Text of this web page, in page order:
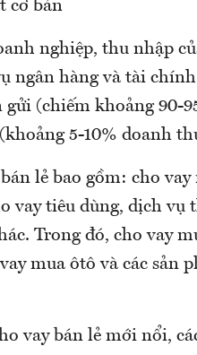
cơ bản
nghiệp, thu nhập
ngân hàng và tài
(chiếm khoảng 90-
5-10% doanh
lẻ bao gồm: cho
vay tiêu dùng, dịch vụ
Trong đó, cho vay
mua ôtô và các sản
vay bán lẻ mới nổi,